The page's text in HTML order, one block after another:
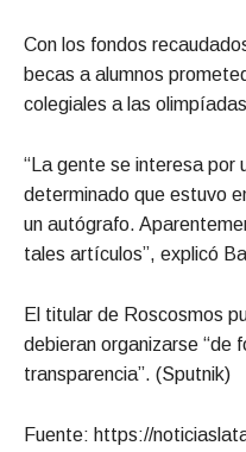
Con los fondos
becas a alumnos
colegiales a las
“La gente se interesa por
determinado que estuvo
un autógrafo.
tales artículos”, explicó
El titular de Roscosmos
debieran organizarse “de
transparencia”. (Sputnik)
Fuente: https://